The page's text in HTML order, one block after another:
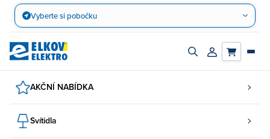
Přejít
obsah
Vyberte si pobočku
Zapnout/vypnout
Přihlásit/
AKČNÍ NABÍDKA
Svítidla